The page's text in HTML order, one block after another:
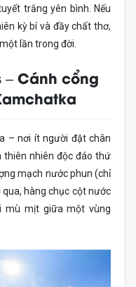
trắng yên bình. Nếu
kỳ bí và đầy chất thơ,
lần trong đời.
– Cánh cổng
– nơi ít người đặt chân
thiên nhiên độc đáo thứ
mạch nước phun (chỉ
hàng chục cột nước
mù mịt giữa một vùng